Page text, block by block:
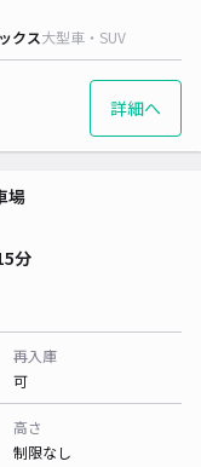
クス大型車・SUV
詳細へ
場
分
再入庫
可
高さ
制限なし